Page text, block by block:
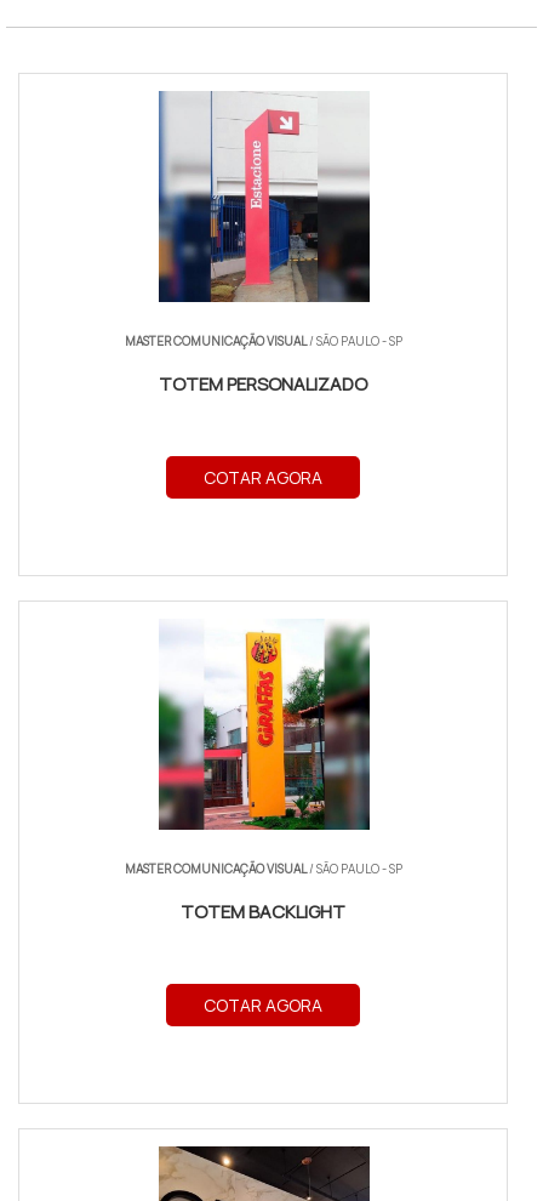
MASTER COMUNICAÇÃO VISUAL/ SÃO PAULO - SP
TOTEM PERSONALIZADO
COTAR AGORA
MASTER COMUNICAÇÃO VISUAL/ SÃO PAULO - SP
TOTEM BACKLIGHT
COTAR AGORA